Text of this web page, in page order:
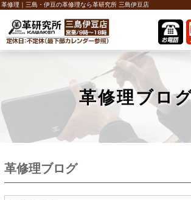
革修理｜三島・伊豆の革修理なら革研究所 三島伊豆店
革修理ブロ
革修理ブログ